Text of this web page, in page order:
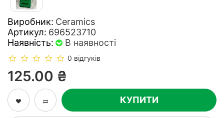
Виробник: Ceramics
Артикул: 696523710
Наявність:
В наявності
0 відгуків
125.00 ₴
КУПИТИ